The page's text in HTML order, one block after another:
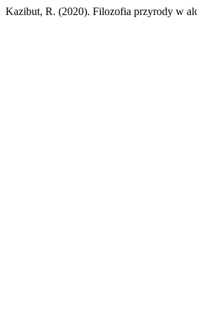
Kazibut, R. (2020). Filozofia przyrody w